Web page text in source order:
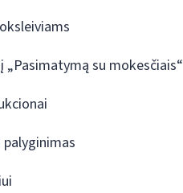
„Pasimatymą su mokesčiais“
palyginimas